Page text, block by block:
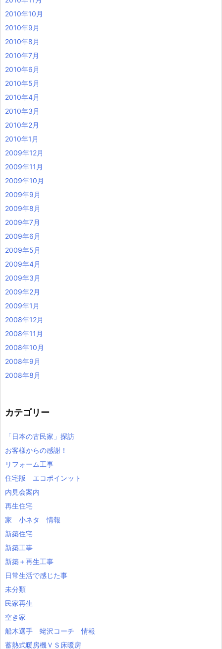
2010年10月
2010年9月
2010年8月
2010年7月
2010年6月
2010年5月
2010年4月
2010年3月
2010年2月
2010年1月
2009年12月
2009年11月
2009年10月
2009年9月
2009年8月
2009年7月
2009年6月
2009年5月
2009年4月
2009年3月
2009年2月
2009年1月
2008年12月
2008年11月
2008年10月
2008年9月
2008年8月
カテゴリー
「日本の古民家」探訪
お客様からの感謝！
リフォーム工事
住宅版 エコポインット
内見会案内
再生住宅
家 小ネタ 情報
新築住宅
新築工事
新築＋再生工事
日常生活で感じた事
未分類
民家再生
空き家
船木選手 蛯沢コーチ 情報
蓄熱式暖房機ＶＳ床暖房